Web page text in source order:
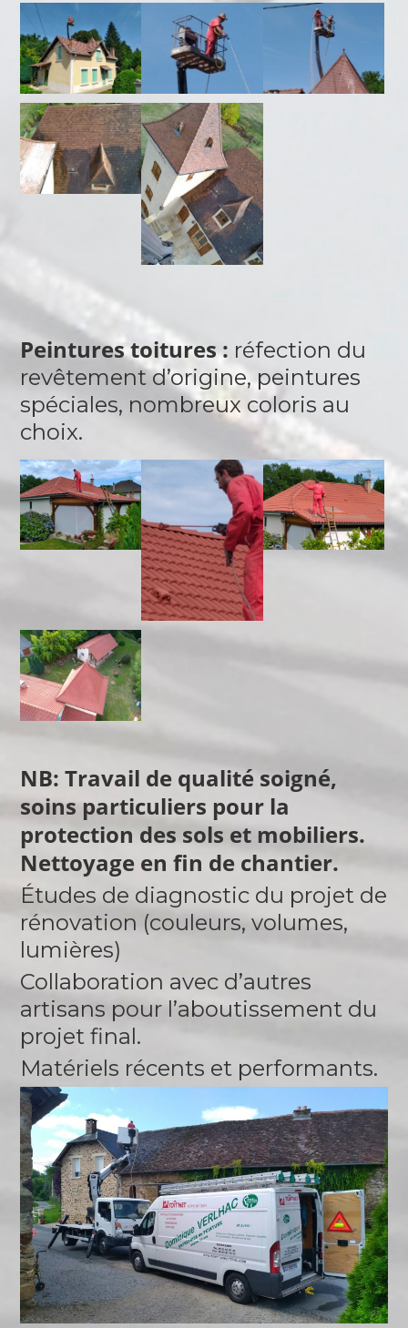
Peintures toitures : réfection du
revêtement d’origine, peintures
spéciales, nombreux coloris au
choix.
NB: Travail de qualité soigné,
soins particuliers pour la
protection des sols et mobiliers.
Nettoyage en fin de chantier.
Études de diagnostic du projet de
rénovation (couleurs, volumes,
lumières)
Collaboration avec d’autres
artisans pour l’aboutissement du
projet final.
Matériels récents et performants.